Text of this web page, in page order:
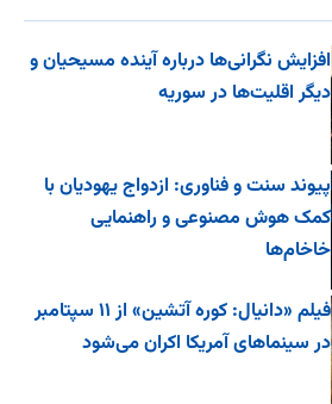
افزایش نگرانی‌ها درباره آینده مسیحیان و
دیگر اقلیت‌ها در سوریه
پیوند سنت و فناوری: ازدواج یهودیان با
کمک هوش مصنوعی و راهنمایی
خاخام‌ها
فیلم «دانیال: کوره آتشین» از ۱۱ سپتامبر
در سینماهای آمریکا اکران می‌شود